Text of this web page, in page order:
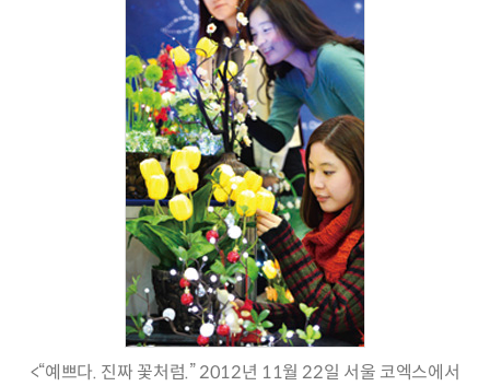
<“예쁘다. 진짜 꽃처럼.” 2012년 11월 22일 서울 코엑스에서